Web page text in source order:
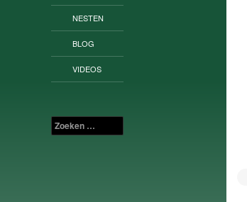
NESTEN
BLOG
VIDEOS
Zoeken
naar: